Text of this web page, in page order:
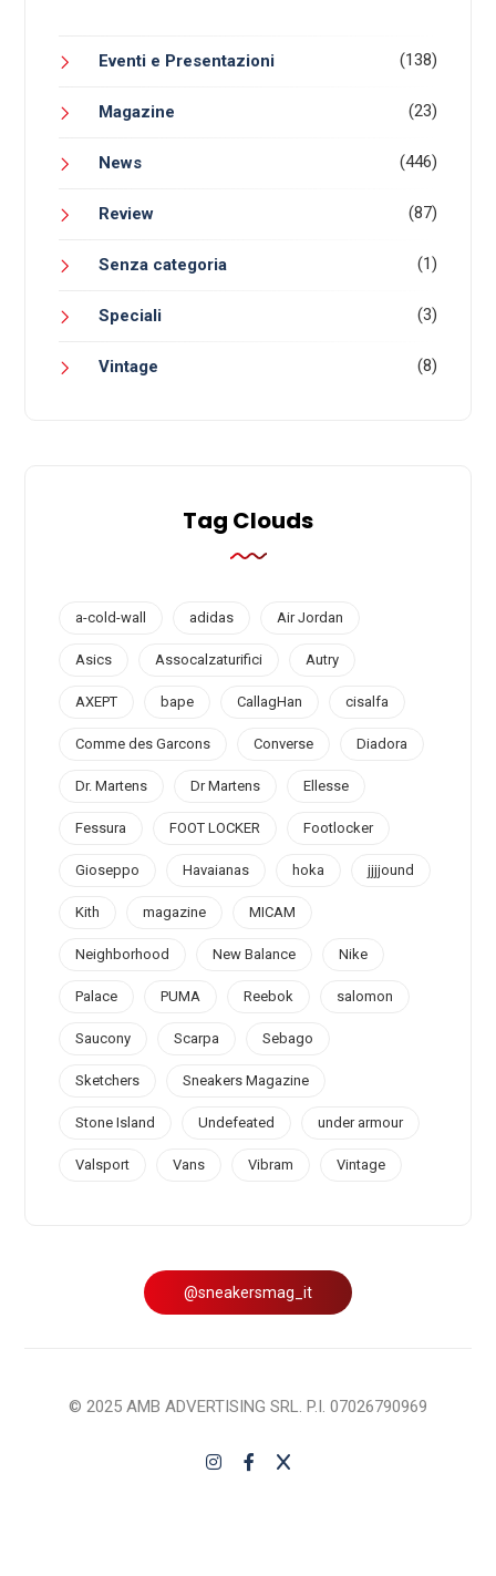
Eventi e Presentazioni (138)
Magazine (23)
News (446)
Review (87)
Senza categoria (1)
Speciali (3)
Vintage (8)
Tag Clouds
a-cold-wall adidas Air Jordan
Asics Assocalzaturifici Autry
AXEPT bape CallagHan cisalfa
Comme des Garcons Converse Diadora
Dr. Martens Dr Martens Ellesse
Fessura FOOT LOCKER Footlocker
Gioseppo Havaianas hoka jjjjound
Kith magazine MICAM
Neighborhood New Balance Nike
Palace PUMA Reebok salomon
Saucony Scarpa Sebago
Sketchers Sneakers Magazine
Stone Island Undefeated under armour
Valsport Vans Vibram Vintage
@sneakersmag_it
© 2025 AMB ADVERTISING SRL. P.I. 07026790969